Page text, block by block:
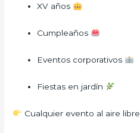
XV años
Cumpleaños
Eventos corporativos
Fiestas en jardín
Cualquier evento al aire libre.